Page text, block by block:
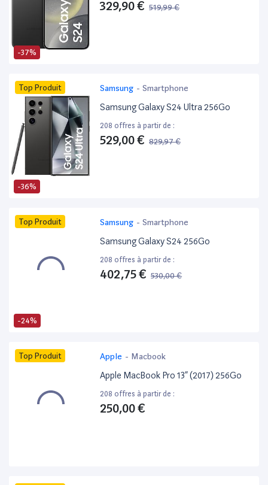
-37%
329,90 € 519,99 €
-36%
Top Produit Samsung - Smartphone
Samsung Galaxy S24 Ultra 256Go
208 offres à partir de :
529,00 € 829,97 €
-24%
Top Produit Samsung - Smartphone
Samsung Galaxy S24 256Go
208 offres à partir de :
402,75 € 530,00 €
Top Produit Apple - Macbook
Apple MacBook Pro 13” (2017) 256Go
208 offres à partir de :
250,00 €